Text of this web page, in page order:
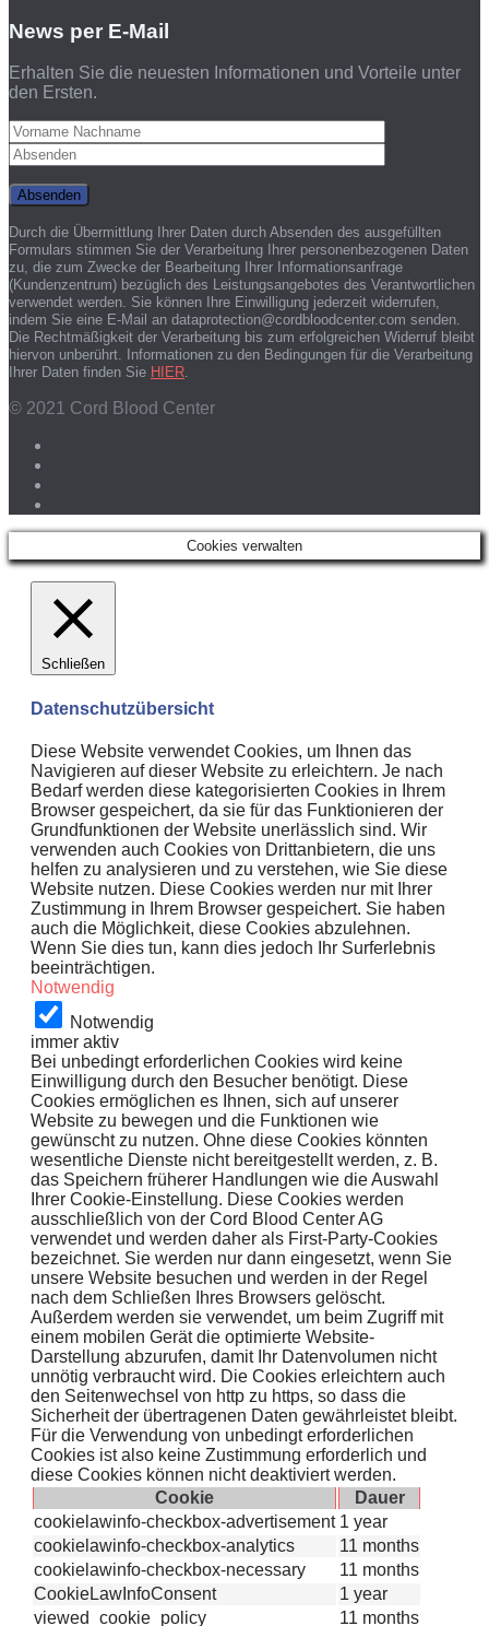
News per E-Mail
Erhalten Sie die neuesten Informationen und Vorteile unter
den Ersten.
Durch die Übermittlung Ihrer Daten durch Absenden des ausgefüllten
Formulars stimmen Sie der Verarbeitung Ihrer personenbezogenen Daten
zu, die zum Zwecke der Bearbeitung Ihrer Informationsanfrage
(Kundenzentrum) bezüglich des Leistungsangebotes des Verantwortlichen
verwendet werden. Sie können Ihre Einwilligung jederzeit widerrufen,
indem Sie eine E-Mail an dataprotection@cordbloodcenter.com senden.
Die Rechtmäßigkeit der Verarbeitung bis zum erfolgreichen Widerruf bleibt
hiervon unberührt. Informationen zu den Bedingungen für die Verarbeitung
Ihrer Daten finden Sie HIER.
© 2021 Cord Blood Center
Cookies verwalten
Schließen
Datenschutzübersicht
Diese Website verwendet Cookies, um Ihnen das
Navigieren auf dieser Website zu erleichtern. Je nach
Bedarf werden diese kategorisierten Cookies in Ihrem
Browser gespeichert, da sie für das Funktionieren der
Grundfunktionen der Website unerlässlich sind. Wir
verwenden auch Cookies von Drittanbietern, die uns
helfen zu analysieren und zu verstehen, wie Sie diese
Website nutzen. Diese Cookies werden nur mit Ihrer
Zustimmung in Ihrem Browser gespeichert. Sie haben
auch die Möglichkeit, diese Cookies abzulehnen.
Wenn Sie dies tun, kann dies jedoch Ihr Surferlebnis
beeinträchtigen.
Notwendig
Notwendig
immer aktiv
Bei unbedingt erforderlichen Cookies wird keine
Einwilligung durch den Besucher benötigt. Diese
Cookies ermöglichen es Ihnen, sich auf unserer
Website zu bewegen und die Funktionen wie
gewünscht zu nutzen. Ohne diese Cookies könnten
wesentliche Dienste nicht bereitgestellt werden, z. B.
das Speichern früherer Handlungen wie die Auswahl
Ihrer Cookie-Einstellung. Diese Cookies werden
ausschließlich von der Cord Blood Center AG
verwendet und werden daher als First-Party-Cookies
bezeichnet. Sie werden nur dann eingesetzt, wenn Sie
unsere Website besuchen und werden in der Regel
nach dem Schließen Ihres Browsers gelöscht.
Außerdem werden sie verwendet, um beim Zugriff mit
einem mobilen Gerät die optimierte Website-
Darstellung abzurufen, damit Ihr Datenvolumen nicht
unnötig verbraucht wird. Die Cookies erleichtern auch
den Seitenwechsel von http zu https, so dass die
Sicherheit der übertragenen Daten gewährleistet bleibt.
Für die Verwendung von unbedingt erforderlichen
Cookies ist also keine Zustimmung erforderlich und
diese Cookies können nicht deaktiviert werden.
Cookie
Dauer
cookielawinfo-checkbox-advertisement 1 year
cookielawinfo-checkbox-analytics
11 months
cookielawinfo-checkbox-necessary
11 months
CookieLawInfoConsent
1 year
viewed_cookie_policy
11 months